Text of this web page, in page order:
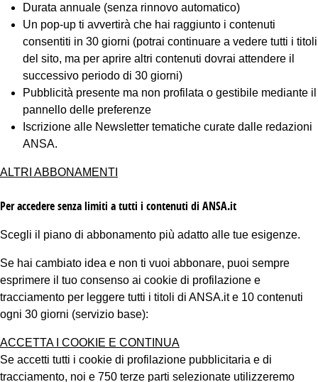
Durata annuale (senza rinnovo automatico)
Un pop-up ti avvertirà che hai raggiunto i contenuti
consentiti in 30 giorni (potrai continuare a vedere tutti i titoli
del sito, ma per aprire altri contenuti dovrai attendere il
successivo periodo di 30 giorni)
Pubblicità presente ma non profilata o gestibile mediante il
pannello delle preferenze
Iscrizione alle Newsletter tematiche curate dalle redazioni
ANSA.
ALTRI ABBONAMENTI
Per accedere senza limiti a tutti i contenuti di ANSA.it
Scegli il piano di abbonamento più adatto alle tue esigenze.
Se hai cambiato idea e non ti vuoi abbonare, puoi sempre
esprimere il tuo consenso ai cookie di profilazione e
tracciamento per leggere tutti i titoli di ANSA.it e 10 contenuti
ogni 30 giorni (servizio base):
ACCETTA I COOKIE E CONTINUA
Se accetti tutti i cookie di profilazione pubblicitaria e di
tracciamento, noi e 750 terze parti selezionate utilizzeremo